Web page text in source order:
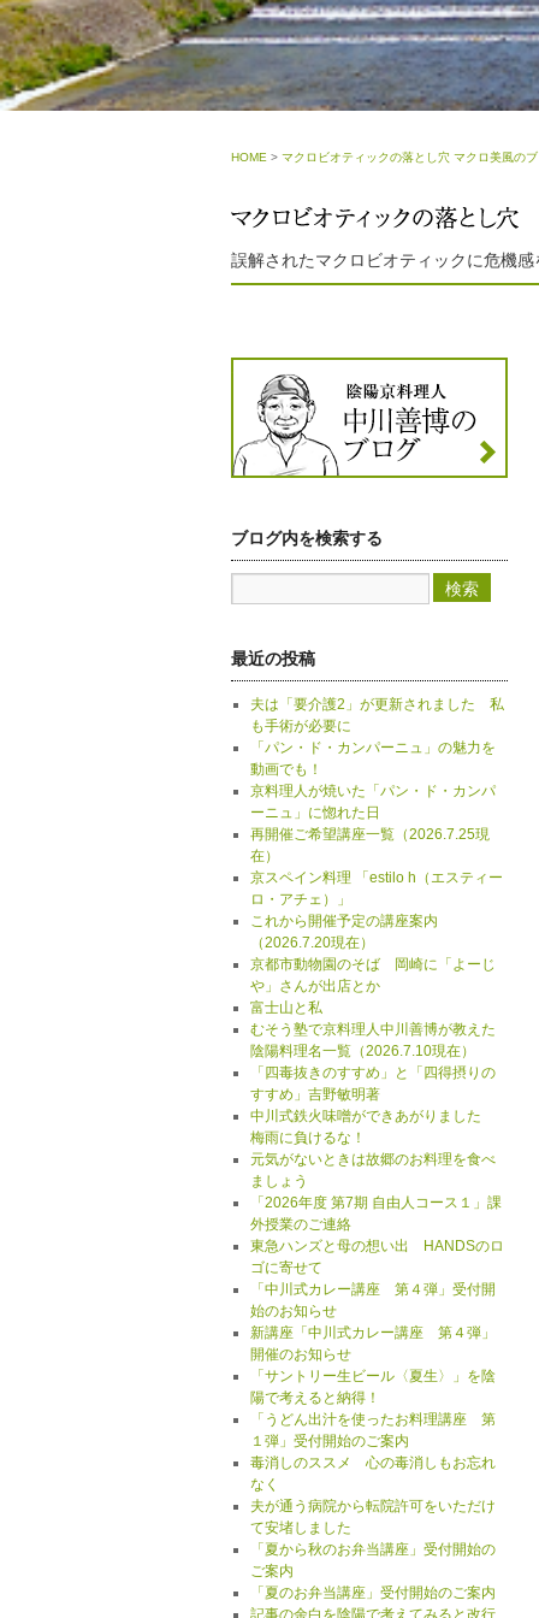
HOME > マクロビオティックの落とし穴 マクロ美風の
誤解されたマクロビオティックに危機
ブログ内を検索する
最近の投稿
夫は「要介護2」が更新されました 私
も手術が必要に
「パン・ド・カンパーニュ」の魅力を
動画でも！
京料理人が焼いた「パン・ド・カンパ
ーニュ」に惚れた日
再開催ご希望講座一覧（2026.7.25現
在）
京スペイン料理 「estilo h（エスティー
ロ・アチェ）」
これから開催予定の講座案内
（2026.7.20現在）
京都市動物園のそば 岡崎に「よーじ
や」さんが出店とか
富士山と私
むそう塾で京料理人中川善博が教えた
陰陽料理名一覧（2026.7.10現在）
「四毒抜きのすすめ」と「四得摂りの
すすめ」吉野敏明著
中川式鉄火味噌ができあがりました
梅雨に負けるな！
元気がないときは故郷のお料理を食べ
ましょう
「2026年度 第7期 自由人コース１」課
外授業のご連絡
東急ハンズと母の想い出 HANDSのロ
ゴに寄せて
「中川式カレー講座 第４弾」受付開
始のお知らせ
新講座「中川式カレー講座 第４弾」
開催のお知らせ
「サントリー生ビール〈夏生〉」を陰
陽で考えると納得！
「うどん出汁を使ったお料理講座 第
１弾」受付開始のご案内
毒消しのススメ 心の毒消しもお忘れ
なく
夫が通う病院から転院許可をいただけ
て安堵しました
「夏から秋のお弁当講座」受付開始の
ご案内
「夏のお弁当講座」受付開始のご案内
記事の余白を陰陽で考えてみると改行